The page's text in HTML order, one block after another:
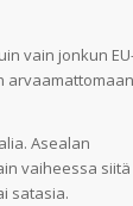
vain jonkun
arvaamattomaan
Asealan
vaiheessa siitä
satasia.